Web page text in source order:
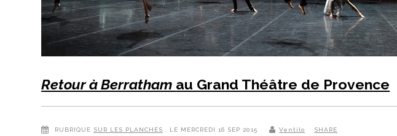
Retour à Berratham au Grand Théâtre de Provence
RUBRIQUE SUR LES PLANCHES , LE MERCREDI 16 SEP 2015 Ventilo SHARE